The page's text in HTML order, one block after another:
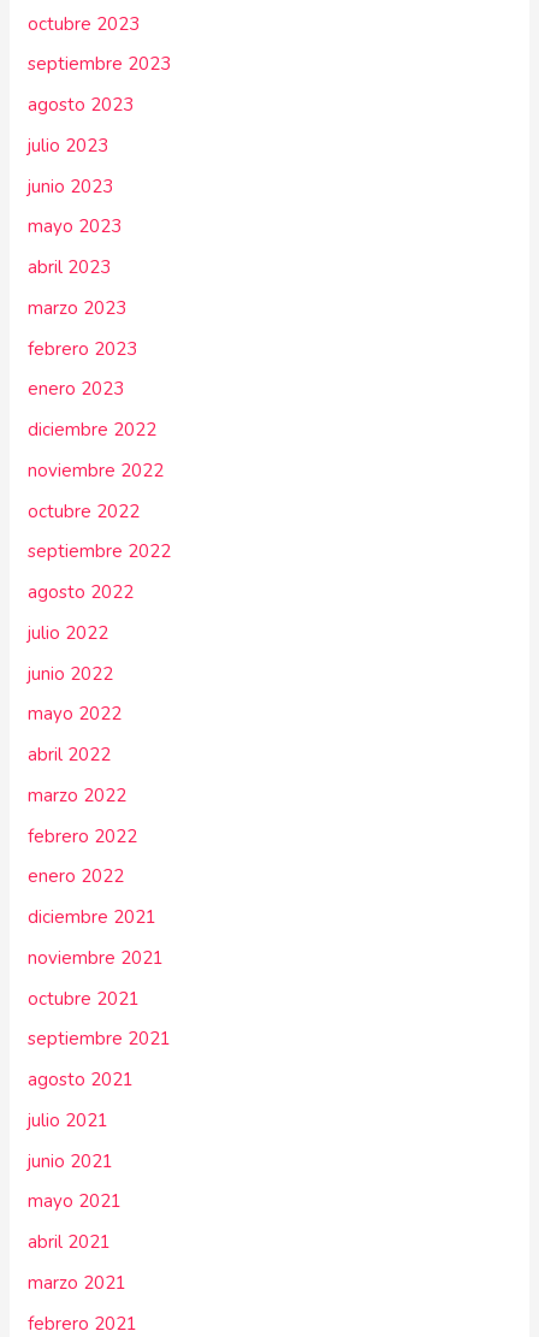
octubre 2023
septiembre 2023
agosto 2023
julio 2023
junio 2023
mayo 2023
abril 2023
marzo 2023
febrero 2023
enero 2023
diciembre 2022
noviembre 2022
octubre 2022
septiembre 2022
agosto 2022
julio 2022
junio 2022
mayo 2022
abril 2022
marzo 2022
febrero 2022
enero 2022
diciembre 2021
noviembre 2021
octubre 2021
septiembre 2021
agosto 2021
julio 2021
junio 2021
mayo 2021
abril 2021
marzo 2021
febrero 2021